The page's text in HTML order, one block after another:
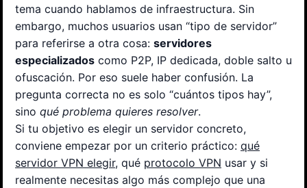
tema cuando hablamos de infraestructura. Sin
embargo, muchos usuarios usan “tipo de servidor”
para referirse a otra cosa: servidores
especializados como P2P, IP dedicada, doble salto u
ofuscación. Por eso suele haber confusión. La
pregunta correcta no es solo “cuántos tipos hay”,
sino qué problema quieres resolver.
Si tu objetivo es elegir un servidor concreto,
conviene empezar por un criterio práctico: qué
servidor VPN elegir, qué protocolo VPN usar y si
realmente necesitas algo más complejo que una